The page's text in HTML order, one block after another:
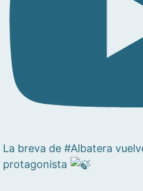
La breva de #Albatera
protagonista